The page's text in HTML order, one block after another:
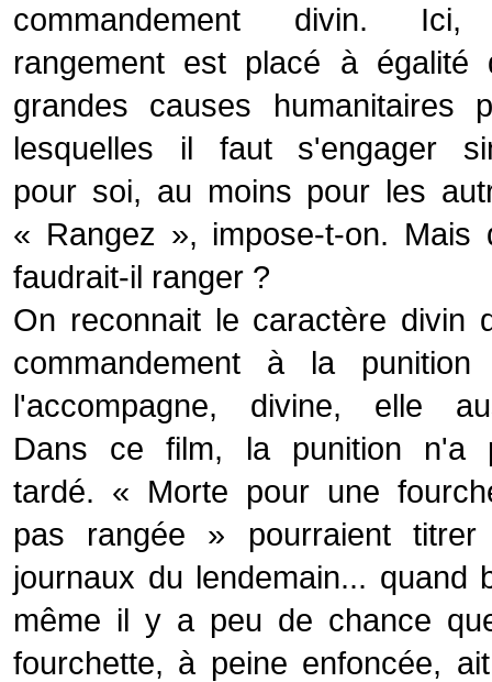
commandement divin.
rangement est placé à égalité
grandes causes humanitaires
lesquelles il faut s'engager
pour soi, au moins pour les
« Rangez », impose-t-on. Mais
faudrait-il ranger ?
On reconnait le caractère divin
commandement à la punition
l'accompagne, divine, elle
Dans ce film, la punition n'a
tardé. « Morte pour une
pas rangée » pourraient titrer
journaux du lendemain... quand
même il y a peu de chance
fourchette, à peine enfoncée,